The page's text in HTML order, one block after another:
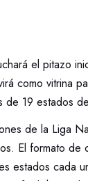
el pitazo
como vitrina
de 19 estados
de la Liga
El formato de
estados cada